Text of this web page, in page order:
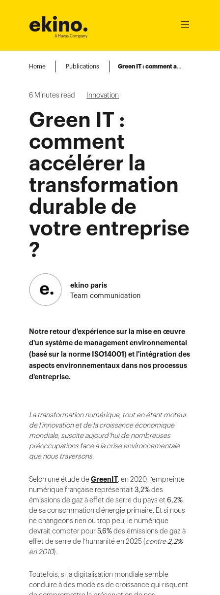
ekino.
A Havas Company
Ouvrir
Home Publications Green IT : comment accélérer la transformation durable de votre entreprise ?
6 Minutes read Innovation
Green IT :
comment
accélérer la
transformation
durable de
votre entreprise
?
Notre retour d'expérience sur la mise en œuvre
d'un système de management environnemental
(basé sur la norme ISO14001) et l'intégration des
aspects environnementaux dans nos processus
d'entreprise.
ekino paris
Team communication
La transformation numérique, tout en étant moteur
de l’innovation et de la croissance économique
mondiale, suscite aujourd’hui de nombreuses
préoccupations face à la crise environnementale
que nous traversons.
Selon une étude deGreenIT, en 2020, l’empreinte
numérique française représentait3,2%des
émissions de gaz à effet de serre du pays et6,2%
de sa consommation d’énergie primaire. Et si nous
ne changeons rien ou trop peu, le numérique
devrait compter pour5,6%des émissions de gaz à
effet de serre de l’humanité en 2025 (contre2,2%
en 2010).
Toutefois, si la digitalisation mondiale semble
conduire à des modèles de croissance qui risquent